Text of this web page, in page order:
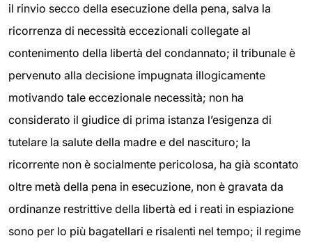
il rinvio secco della esecuzione della pena, salva la
ricorrenza di necessità eccezionali collegate al
contenimento della libertà del condannato; il tribunale è
pervenuto alla decisione impugnata illogicamente
motivando tale eccezionale necessità; non ha
considerato il giudice di prima istanza l’esigenza di
tutelare la salute della madre e del nascituro; la
ricorrente non è socialmente pericolosa, ha già scontato
oltre metà della pena in esecuzione, non è gravata da
ordinanze restrittive della libertà ed i reati in espiazione
sono per lo più bagatellari e risalenti nel tempo; il regime